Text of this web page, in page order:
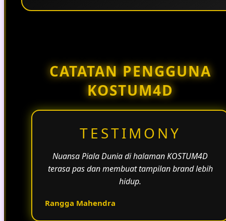
CATATAN PENGGUNA
KOSTUM4D
TESTIMONY
Nuansa Piala Dunia di halaman KOSTUM4D
terasa pas dan membuat tampilan brand lebih
hidup.
Rangga Mahendra